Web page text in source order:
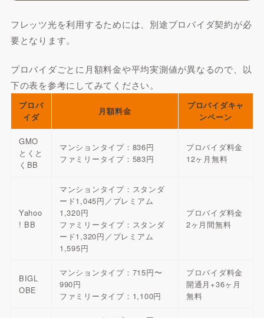
フレッツ光を利用するためには、別途プロバイダ契約が必
要となります。
プロバイダごとに月額料金や平均実測値が異なるので、以
下の表を参考にしてみてください。
プロバ
イダ
月額料金
プロバイダキャ
ンペーン
GMO
とくと
くBB
マンションタイプ：836円
ファミリータイプ：583円
プロバイダ料金
12ヶ月無料
Yahoo
! BB
マンションタイプ：スタンダ
ード1,045円／プレミアム
1,320円
ファミリータイプ：スタンダ
ード1,320円／プレミアム
1,595円
プロバイダ料金
2ヶ月間無料
BIGL
OBE
マンションタイプ：715円〜
990円
ファミリータイプ：1,100円
プロバイダ料金
開通月+36ヶ月
無料